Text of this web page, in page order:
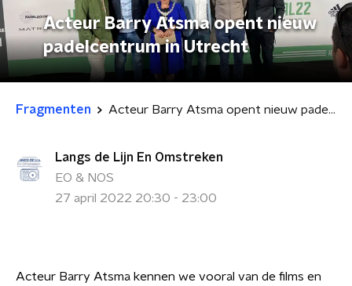
Acteur Barry Atsma opent nieuw
padelcentrum in Utrecht
Fragmenten Acteur Barry Atsma opent nieuw padelcentrum in Utrecht
Langs de Lijn En Omstreken
EO & NOS
27 april 2022 20:30 - 23:00
Acteur Barry Atsma kennen we vooral van de films en